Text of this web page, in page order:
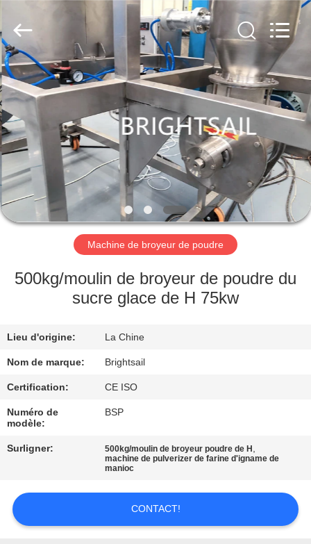
MAISON
PRODUITS
VIDÉOS
AU
SUJET
NOUS
DE
L'USINE
CONTRÔLE
DE
QUALITÉ
CONTACTEZ-
NOUS
Brightsail
Machinery
Co.,Ltd..
All
Rights
Reserved.
Machine de broyeur de poudre
500kg/moulin de broyeur de poudre du
sucre glace de H 75kw
Lieu d'origine: La Chine
Nom de marque: Brightsail
Certification: CE ISO
Numéro de
modèle:
BSP
Surligner: 500kg/moulin de broyeur poudre de H ,
machine de pulverizer de farine d'igname de
manioc
CONTACT!